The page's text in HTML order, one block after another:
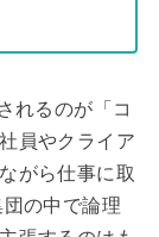
れるのが「コ
員やクライア
がら仕事に取
の中で論理